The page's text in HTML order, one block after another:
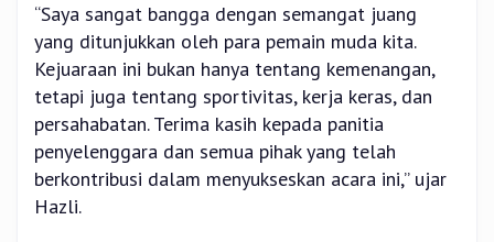
“Saya sangat bangga dengan semangat juang
yang ditunjukkan oleh para pemain muda kita.
Kejuaraan ini bukan hanya tentang kemenangan,
tetapi juga tentang sportivitas, kerja keras, dan
persahabatan. Terima kasih kepada panitia
penyelenggara dan semua pihak yang telah
berkontribusi dalam menyukseskan acara ini,” ujar
Hazli.